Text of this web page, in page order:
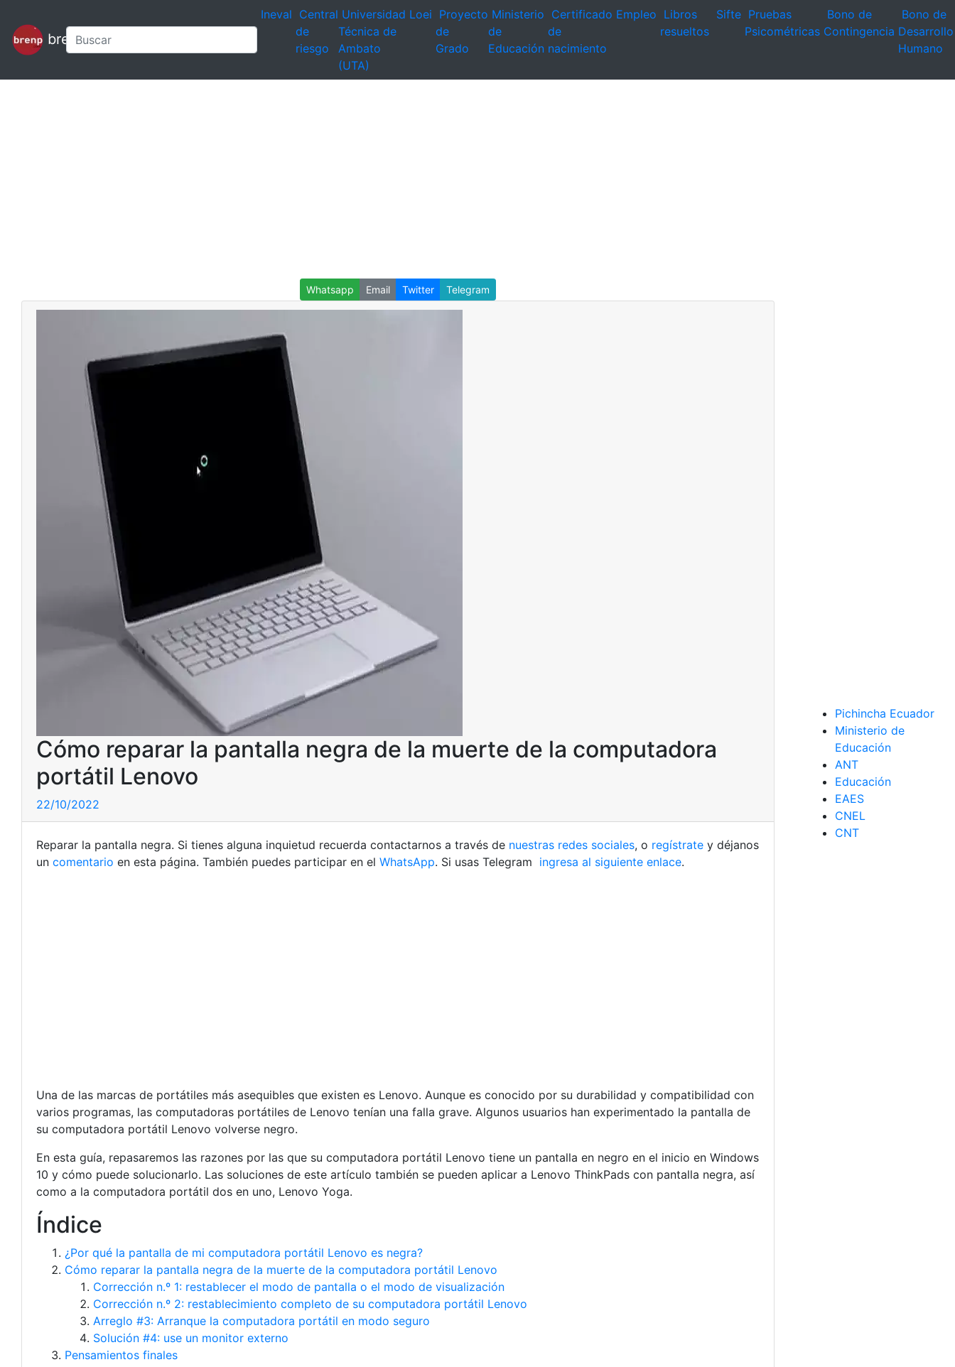
brenp
Ineval Central
de
riesgo
Universidad
Técnica de
Ambato
(UTA)
Loei Proyecto
de
Grado
Ministerio
de
Educación
Certificado
de
nacimiento
Empleo Libros
resueltos
Sifte Pruebas
Psicométricas
Bono de
Contingencia
Bono de
Desarrollo
Humano
Whatsapp Email Twitter Telegram
Cómo reparar la pantalla negra de la muerte de la computadora
portátil Lenovo
22/10/2022
Reparar la pantalla negra. Si tienes alguna inquietud recuerda contactarnos a través de nuestras redes sociales, o regístrate y déjanos
un comentario en esta página. También puedes participar en el WhatsApp. Si usas Telegram ingresa al siguiente enlace.
Una de las marcas de portátiles más asequibles que existen es Lenovo. Aunque es conocido por su durabilidad y compatibilidad con
varios programas, las computadoras portátiles de Lenovo tenían una falla grave. Algunos usuarios han experimentado la pantalla de
su computadora portátil Lenovo volverse negro.
En esta guía, repasaremos las razones por las que su computadora portátil Lenovo tiene un pantalla en negro en el inicio en Windows
10 y cómo puede solucionarlo. Las soluciones de este artículo también se pueden aplicar a Lenovo ThinkPads con pantalla negra, así
como a la computadora portátil dos en uno, Lenovo Yoga.
Índice
¿Por qué la pantalla de mi computadora portátil Lenovo es negra?
Cómo reparar la pantalla negra de la muerte de la computadora portátil Lenovo
Corrección n.º 1: restablecer el modo de pantalla o el modo de visualización
Corrección n.º 2: restablecimiento completo de su computadora portátil Lenovo
Arreglo #3: Arranque la computadora portátil en modo seguro
Solución #4: use un monitor externo
Pensamientos finales
Pichincha Ecuador
Ministerio de
Educación
ANT
Educación
EAES
CNEL
CNT